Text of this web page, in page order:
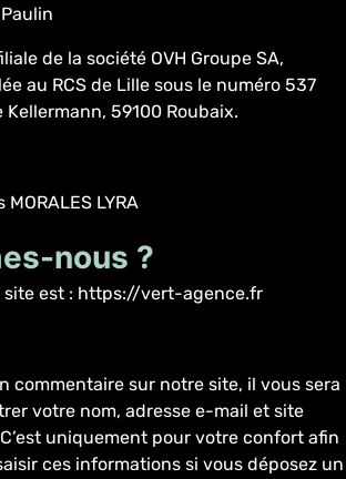
de la société OVH Groupe SA,
au RCS de Lille sous le numéro 537
Kellermann, 59100 Roubaix.
LYRA
nous ?
site est : https://vert-agence.fr
commentaire sur notre site, il vous sera
votre nom, adresse e-mail et site
uniquement pour votre confort afin
ces informations si vous déposez un